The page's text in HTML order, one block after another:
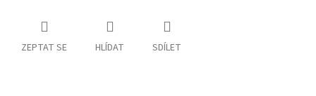
ZEPTAT SE HLÍDAT SDÍLET